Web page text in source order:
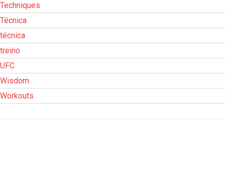
Techniques
Técnica
técnica
treino
UFC
Wisdom
Workouts